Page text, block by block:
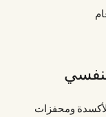
ومحفزات